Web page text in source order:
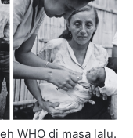
WHO di masa lalu.